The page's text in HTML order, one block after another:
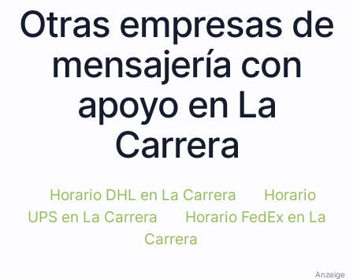
Otras empresas de
mensajería con
apoyo en La
Carrera
Horario DHL en La Carrera
Horario
UPS en La Carrera
Horario FedEx en La
Carrera
Anzeige